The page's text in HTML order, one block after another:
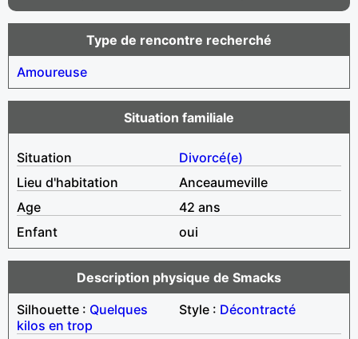
Type de rencontre recherché
Amoureuse
Situation familiale
Situation
Divorcé(e)
Lieu d'habitation
Anceaumeville
Age
42 ans
Enfant
oui
Description physique de Smacks
Silhouette : Quelques
kilos en trop
Style : Décontracté